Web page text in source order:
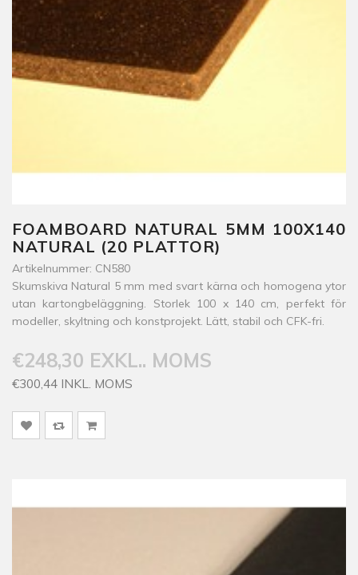
FOAMBOARD NATURAL 5MM 100X140
NATURAL (20 PLATTOR)
Artikelnummer: CN580
Skumskiva Natural 5 mm med svart kärna och homogena ytor
utan kartongbeläggning. Storlek 100 x 140 cm, perfekt för
modeller, skyltning och konstprojekt. Lätt, stabil och CFK-fri.
€248,30 EXKL.. MOMS
€300,44 INKL. MOMS